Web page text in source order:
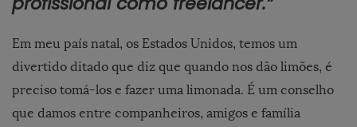
Em meu país natal, os Estados Unidos, temos um
divertido ditado que diz que quando nos dão limões, é
preciso tomá-los e fazer uma limonada. É um conselho
que damos entre companheiros, amigos e família